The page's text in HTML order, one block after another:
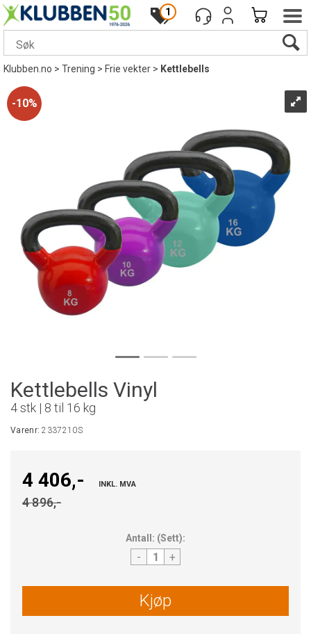
1
Klubben.no>Trening>Frie vekter> Kettlebells
10%
Kettlebells Vinyl
4 stk | 8 til 16 kg
Varenr:2337210S
4 406,- INKL. MVA
4 896,-
Antall: (Sett):
- +
Kjøp